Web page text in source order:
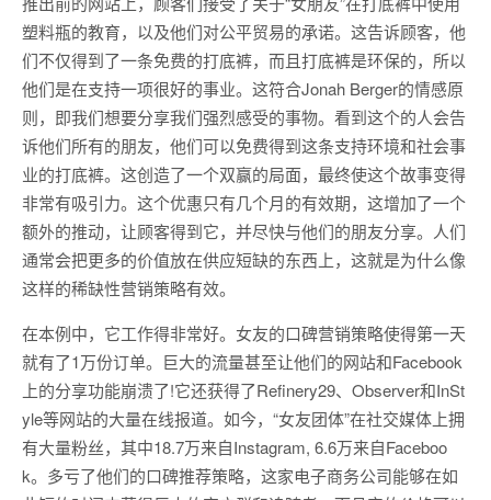
塑料瓶的教育，以及他们对公平贸易的承诺。这告诉顾客，他
们不仅得到了一条免费的打底裤，而且打底裤是环保的，所以
他们是在支持一项很好的事业。这符合Jonah Berger的情感原
则，即我们想要分享我们强烈感受的事物。看到这个的人会告
诉他们所有的朋友，他们可以免费得到这条支持环境和社会事
业的打底裤。这创造了一个双赢的局面，最终使这个故事变得
非常有吸引力。这个优惠只有几个月的有效期，这增加了一个
额外的推动，让顾客得到它，并尽快与他们的朋友分享。人们
通常会把更多的价值放在供应短缺的东西上，这就是为什么像
这样的稀缺性营销策略有效。
在本例中，它工作得非常好。女友的口碑营销策略使得第一天
就有了1万份订单。巨大的流量甚至让他们的网站和Facebook
上的分享功能崩溃了!它还获得了Refinery29、Observer和InSt
yle等网站的大量在线报道。如今，“女友团体”在社交媒体上拥
有大量粉丝，其中18.7万来自Instagram, 6.6万来自Faceboo
k。多亏了他们的口碑推荐策略，这家电子商务公司能够在如